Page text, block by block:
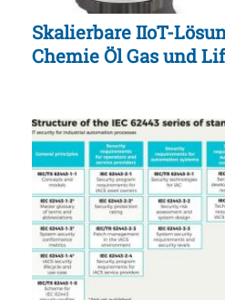
Skalierbare IIoT-
Chemie Öl Gas und